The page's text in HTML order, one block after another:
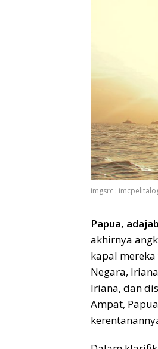
imgsrc :
Papua,
akhirnya
kapal
Negara,
Iriana, dan
Ampat,